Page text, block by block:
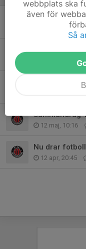
Sammandrag
9 jun, 12:53
26 maj, 15:12
Fotografering
Sammandrag
12 maj, 10:16
Nu drar
12 apr, 20:45
webbplats ska
även för
Så